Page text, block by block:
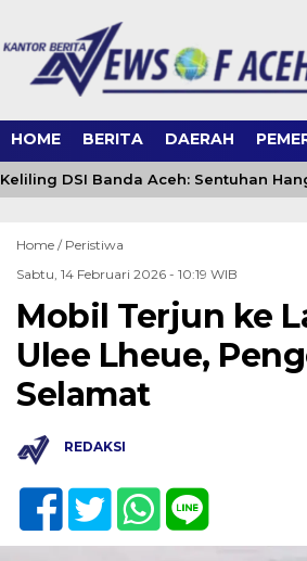
HOME BERITA DAERAH
DSI Banda Aceh: Sentuhan
Home / Peristiwa
Sabtu, 14 Februari 2026 - 10:19 WIB
Mobil Terjun ke
Ulee Lheue,
Selamat
REDAKSI